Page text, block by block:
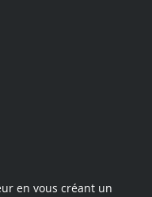
en vous créant un